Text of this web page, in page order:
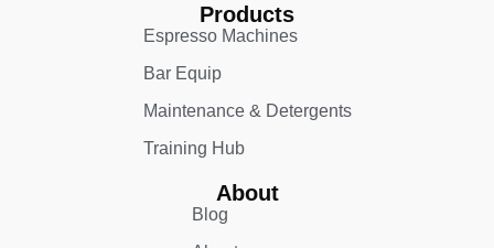
Products
Espresso Machines​
Bar Equip
Maintenance & Detergents
Training Hub
About
Blog